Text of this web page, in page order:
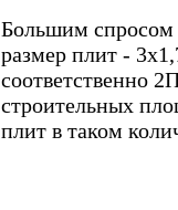
Большим спросом
размер плит -
соответственно
строительных
плит в таком